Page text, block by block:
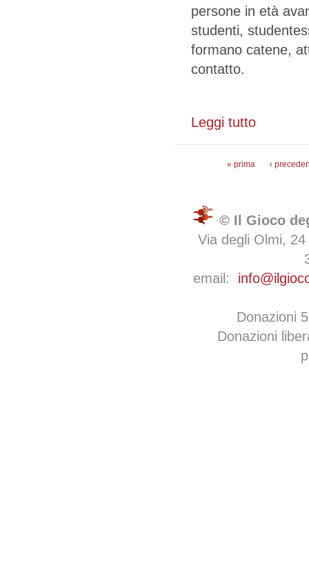
persone in età
studenti,
formano catene,
contatto.
Leggi tutto
Pagine« prima ‹
© Il Gioco
Via degli Olmi,
email:
Donazioni
Donazioni